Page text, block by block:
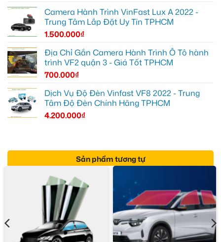
Camera Hành Trình VinFast Lux A 2022 -
Trung Tâm Lắp Đặt Uy Tín TPHCM
1.500.000₫
Địa Chỉ Gắn Camera Hành Trình Ô Tô hành
trình VF2 quận 3 - Giá Tốt TPHCM
700.000₫
Dịch Vụ Độ Đèn Vinfast VF8 2022 - Trung
Tâm Độ Đèn Chính Hãng TPHCM
4.200.000₫
Sản phẩm tương tự